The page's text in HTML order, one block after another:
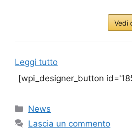
Vedi
Leggi tutto
[wpi_designer_button
Categorie
News
Lascia un commento